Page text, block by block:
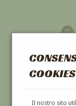
COOKIES
Il nostro sito